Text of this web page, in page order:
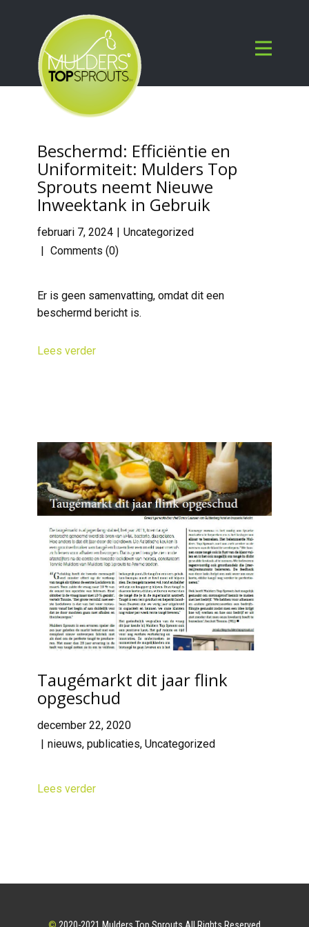
Beschermd: Efficiëntie en
Uniformiteit: Mulders Top
Sprouts neemt Nieuwe
Inweektank in Gebruik
februari 7, 2024
Uncategorized
Comments (0)
Er is geen samenvatting, omdat dit een
beschermd bericht is.
Lees verder
Taugémarkt dit jaar flink
opgeschud
december 22, 2020
nieuws, publicaties, Uncategorized
Lees verder